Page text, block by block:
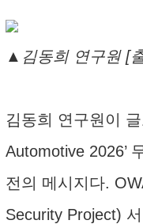
▲김동희 연구원 [
김동희 연구원이
Automotive 2026’
전의 메시지다.
Security Project)